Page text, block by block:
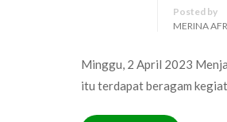
Posted by
MERINA
Minggu, 2 April 2023
itu terdapat beragam